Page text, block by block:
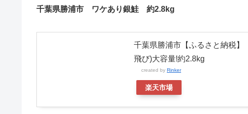
千葉県勝浦市 ワケあり銀鮭 約2.8kg
千葉県勝浦市【ふるさと納税】
飛び)大容量!約2.8kg
created by Rinker
楽天市場